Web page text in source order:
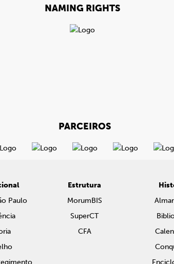
NAMING RIGHTS
PARCEIROS
Paulo
Estrutura
MorumBIS
SuperCT
CFA